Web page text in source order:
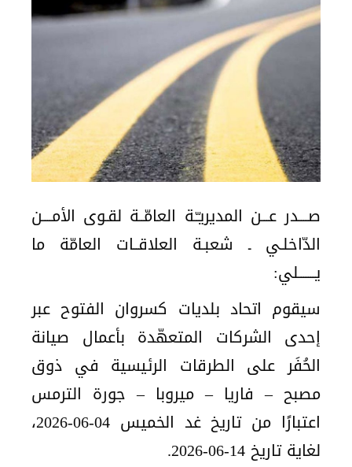
صــــدر عـــن المديريـّـة العامّــة لقـوى الأمــــن
الدّاخلـي ـ شعبـة العلاقــات العامّة ما
يـــــــلي:
سيقوم اتحاد بلديات كسروان الفتوح عبر
إحدى الشركات المتعهّدة بأعمال صيانة
الحُفَر على الطرقات الرئيسية في ذوق
مصبح – فاريا – ميروبا – جورة الترمس
اعتبارًا من تاريخ غد الخميس 04-06-2026،
لغاية تاريخ 14-06-2026.